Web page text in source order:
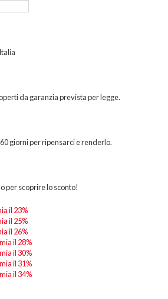
da garanzia prevista per legge.
giorni per ripensarci e renderlo.
per scoprire lo sconto!
il 23%
il 25%
il 26%
il 28%
il 30%
il 31%
il 34%